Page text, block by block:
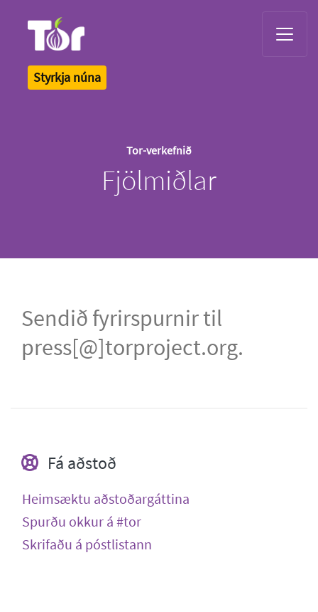
Styrkja núna
Tor-verkefnið
Fjölmiðlar
Sendið fyrirspurnir til
press[@]torproject.org.
Fá aðstoð
Heimsæktu aðstoðargáttina
Spurðu okkur á #tor
Skrifaðu á póstlistann